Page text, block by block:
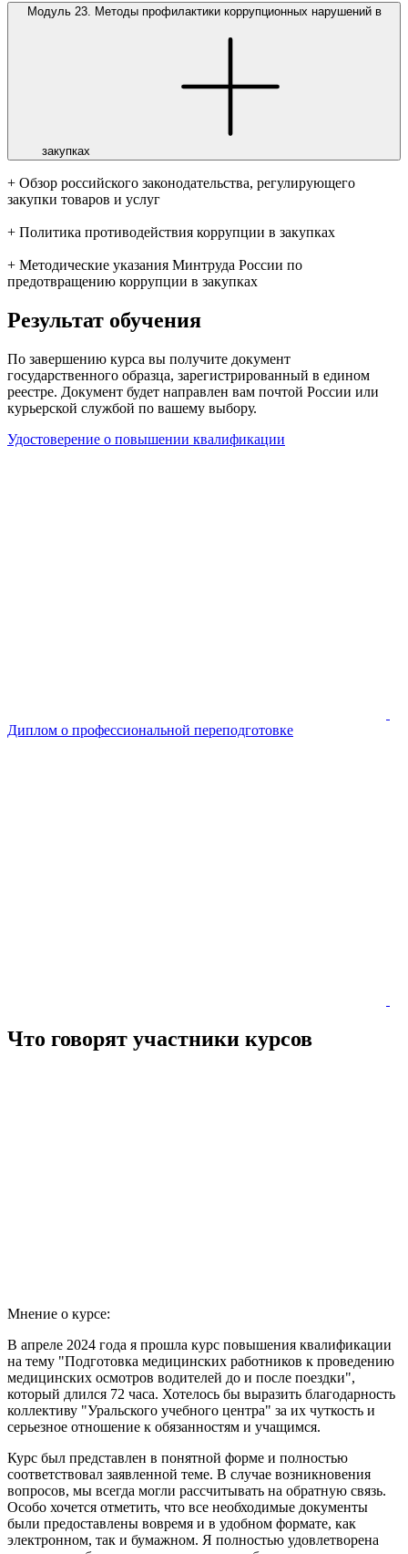
Модуль 23. Методы профилактики коррупционных нарушений в
закупках
+ Обзор российского законодательства, регулирующего
закупки товаров и услуг
+ Политика противодействия коррупции в закупках
+ Методические указания Минтруда России по
предотвращению коррупции в закупках
Результат обучения
По завершению курса вы получите документ
государственного образца, зарегистрированный в едином
реестре. Документ будет направлен вам почтой России или
курьерской службой по вашему выбору.
Удостоверение о повышении квалификации
Диплом о профессиональной переподготовке
Что говорят участники курсов
Мнение о курсе:
В апреле 2024 года я прошла курс повышения квалификации
на тему "Подготовка медицинских работников к проведению
медицинских осмотров водителей до и после поездки",
который длился 72 часа. Хотелось бы выразить благодарность
коллективу "Уральского учебного центра" за их чуткость и
серьезное отношение к обязанностям и учащимся.
Курс был представлен в понятной форме и полностью
соответствовал заявленной теме. В случае возникновения
вопросов, мы всегда могли рассчитывать на обратную связь.
Особо хочется отметить, что все необходимые документы
были предоставлены вовремя и в удобном формате, как
электронном, так и бумажном. Я полностью удовлетворена